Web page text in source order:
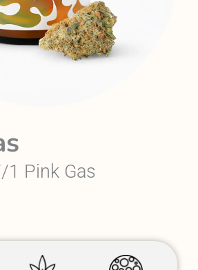
1 Pink Gas